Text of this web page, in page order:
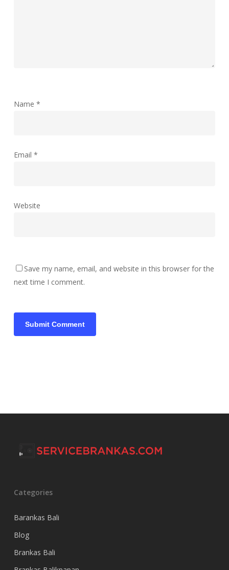
Name *
Email *
Website
Save my name, email, and website in this browser for the
next time I comment.
Categories
Barankas Bali
Blog
Brankas Bali